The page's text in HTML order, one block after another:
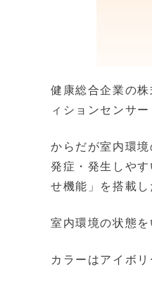
健康総合企業の
ィションセンサ
からだが室内環
発症・発生しや
せ機能」を搭載し
室内環境の状態
カラーはアイボ